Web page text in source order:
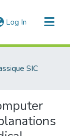
Log In (current)
SIC